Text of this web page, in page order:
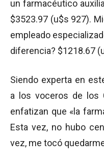
un farmacéutico
$3523.97 (u$s 927).
empleado
diferencia? $1218.67
Siendo experta en
a los voceros de los
enfatizan que «la
Esta vez, no hubo
vez, me tocó